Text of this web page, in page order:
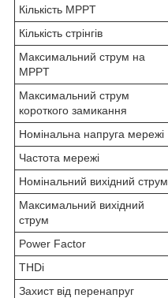
Кількість MPPT
Кількість стрінгів
Максимальний струм на
MPPT
Максимальний струм
короткого замикання
Номінальна напруга мережі
Частота мережі
Номінальний вихідний струм
Максимальний вихідний
струм
Power Factor
THDi
Захист від перенапруг